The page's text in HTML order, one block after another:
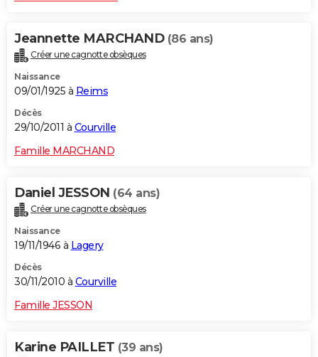
Jeannette MARCHAND (86 ans)
Créer une cagnotte obsèques
Naissance
09/01/1925 à Reims
Décès
29/10/2011 à Courville
Famille MARCHAND
Daniel JESSON (64 ans)
Créer une cagnotte obsèques
Naissance
19/11/1946 à Lagery
Décès
30/11/2010 à Courville
Famille JESSON
Karine PAILLET (39 ans)